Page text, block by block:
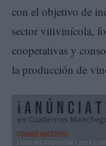
con el objetivo de
sector vitivinícola,
cooperativas y
la producción de